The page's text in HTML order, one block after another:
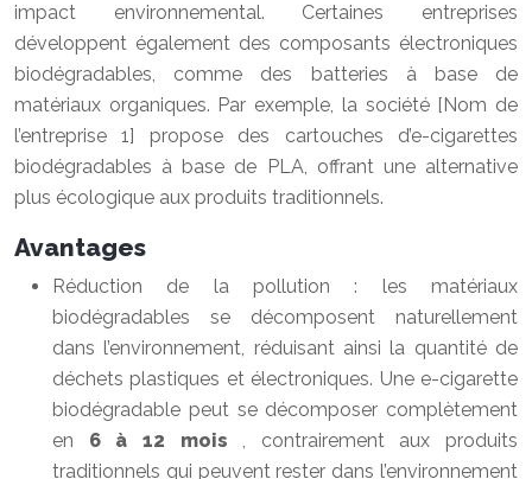
impact environnemental. Certaines entreprises
développent également des composants électroniques
biodégradables, comme des batteries à base de
matériaux organiques. Par exemple, la société [Nom de
l’entreprise 1] propose des cartouches d’e-cigarettes
biodégradables à base de PLA, offrant une alternative
plus écologique aux produits traditionnels.
Avantages
Réduction de la pollution : les matériaux
biodégradables se décomposent naturellement
dans l’environnement, réduisant ainsi la quantité de
déchets plastiques et électroniques. Une e-cigarette
biodégradable peut se décomposer complètement
en 6 à 12 mois , contrairement aux produits
traditionnels qui peuvent rester dans l’environnement